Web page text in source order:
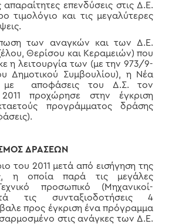
επενδύσεις στις Δ.Ε.
τιμολόγιο και τις μεγαλύτερες
των αναγκών και των Δ.Ε.
Θερίσου και Κεραμειών) που
η λειτουργία των (με την 973/9-
Δημοτικού Συμβουλίου), η Νέα
με αποφάσεις του Δ.Σ. τον
προχώρησε στην έγκριση
προγράμματος δράσης
ΔΡΑΣΕΩΝ
2011 μετά από εισήγηση της
η οποία παρά τις μεγάλες
προσωπικό (Μηχανικοί-
τις συνταξιοδοτήσεις 4
προς έγκριση ένα πρόγραμμα
στις ανάγκες των Δ.Ε.